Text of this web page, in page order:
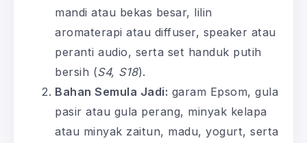
mandi atau bekas besar, lilin
aromaterapi atau diffuser, speaker atau
peranti audio, serta set handuk putih
bersih (S4, S18).
Bahan Semula Jadi: garam Epsom, gula
pasir atau gula perang, minyak kelapa
atau minyak zaitun, madu, yogurt, serta